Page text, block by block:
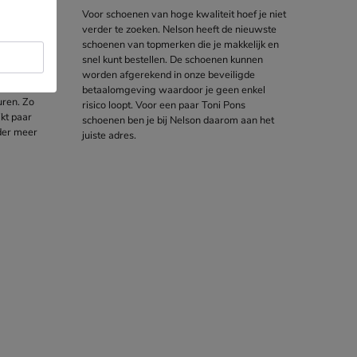
ruime
Zo
paar
meer
Voor schoenen van hoge kwaliteit hoef je niet
verder te zoeken. Nelson heeft de nieuwste
schoenen van topmerken die je makkelijk en
snel kunt bestellen. De schoenen kunnen
worden afgerekend in onze beveiligde
betaalomgeving waardoor je geen enkel
risico loopt. Voor een paar Toni Pons
schoenen ben je bij Nelson daarom aan het
juiste adres.